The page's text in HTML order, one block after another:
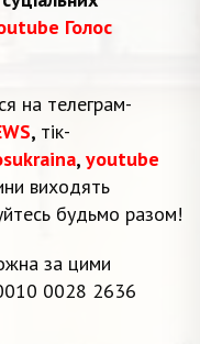
Голос
на телеграм-
, тік-
, youtube
виходять
будьмо разом!
за цими
0028 2636